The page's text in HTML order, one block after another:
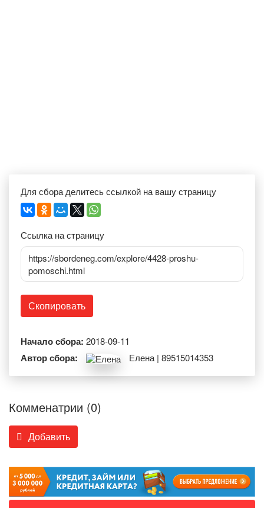
Для сбора делитесь ссылкой на вашу страницу
Ссылка на страницу
https://sbordeneg.com/explore/4428-proshu-
pomoschi.html
Скопировать
Начало сбора: 2018-09-11
Автор сбора: Елена | 89515014353
Комменатрии (0)
Добавить